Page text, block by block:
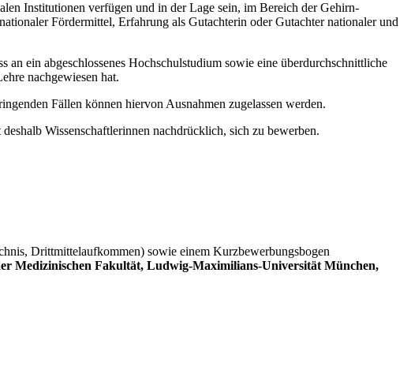
Institutionen verfügen und in der Lage sein, im Bereich der Gehirn-
Fördermittel, Erfahrung als Gutachterin oder Gutachter nationaler und
ein abgeschlossenes Hochschulstudium sowie eine überdurchschnittliche
nachgewiesen hat.
Fällen können hiervon Ausnahmen zugelassen werden.
Wissenschaftlerinnen nachdrücklich, sich zu bewerben.
Drittmittelaufkommen) sowie einem Kurzbewerbungsbogen
Medizinischen Fakultät, Ludwig-Maximilians-Universität München,